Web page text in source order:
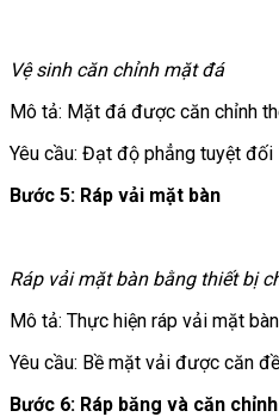
Vệ sinh căn chỉnh mặt đá
Mô tả: Mặt đá được căn chỉnh
Yêu cầu: Đạt độ phẳng tuyệt
Bước 5: Ráp vải mặt bàn
Ráp vải mặt bàn bằng thiết bị
Mô tả: Thực hiện ráp vải mặt
Yêu cầu: Bề mặt vải được căn
Bước 6: Ráp băng và căn chỉnh